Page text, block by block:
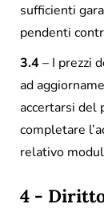
sufficienti
pendenti
3.4– I prezzi
ad
accertarsi del
completare
relativo
4 -